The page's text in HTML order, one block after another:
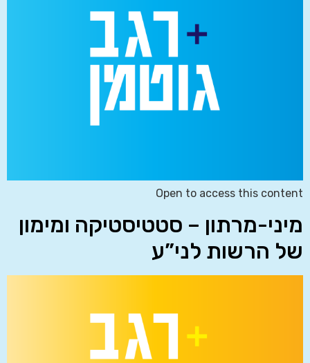
Open to access this content
מיני-מרתון – סטטיסטיקה ומימון
של הרשות לני”ע